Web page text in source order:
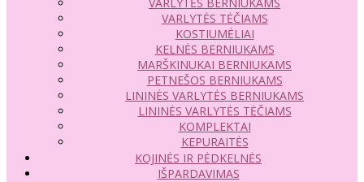
VARLYTĖS TĖČIAMS
KOSTIUMĖLIAI
KELNĖS BERNIUKAMS
MARŠKINUKAI BERNIUKAMS
PETNEŠOS BERNIUKAMS
LININĖS VARLYTĖS BERNIUKAMS
LININĖS VARLYTĖS TĖČIAMS
KOMPLEKTAI
KEPURAITĖS
KOJINĖS IR PĖDKELNĖS
IŠPARDAVIMAS